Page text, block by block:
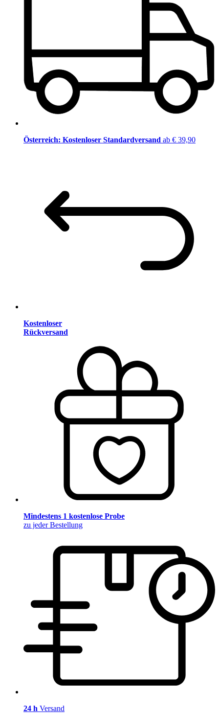
Österreich: Kostenloser Standardversand ab € 39,90
Kostenloser
Rückversand
Mindestens 1 kostenlose Probe
zu jeder Bestellung
24 h Versand